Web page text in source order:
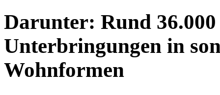
Darunter: Rund
Unterbringungen in
Wohnformen